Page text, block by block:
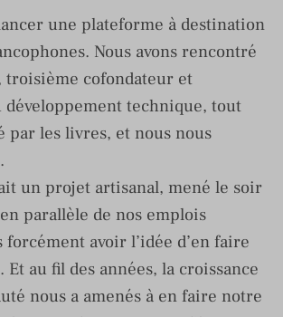
une plateforme à destination
Nous avons rencontré
troisième cofondateur et
développement technique, tout
par les livres, et nous nous
un projet artisanal, mené le soir
parallèle de nos emplois
forcément avoir l’idée d’en faire
au fil des années, la croissance
nous a amenés à en faire notre